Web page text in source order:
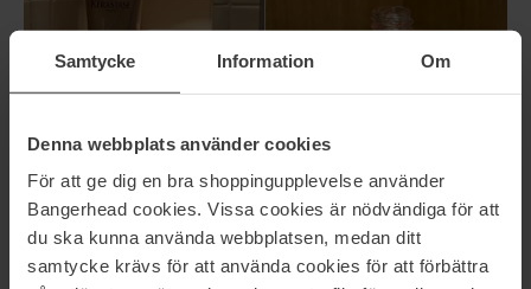
Samtycke Information Om
Denna webbplats använder cookies
För att ge dig en bra shoppingupplevelse använder
Bangerhead cookies. Vissa cookies är nödvändiga för att
du ska kunna använda webbplatsen, medan ditt
samtycke krävs för att använda cookies för att förbättra